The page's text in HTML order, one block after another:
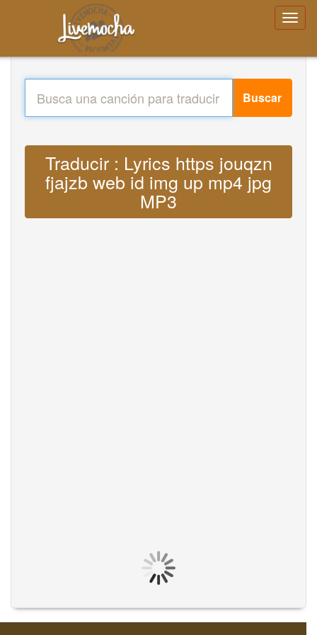
Buscar
Traducir : Lyrics https jouqzn
fjajzb web id img up mp4 jpg
MP3